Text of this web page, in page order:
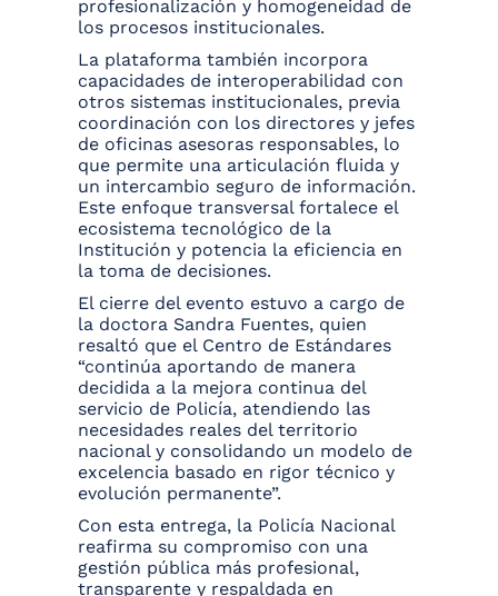
profesionalización y homogeneidad de
los procesos institucionales.
La plataforma también incorpora
capacidades de interoperabilidad con
otros sistemas institucionales, previa
coordinación con los directores y jefes
de oficinas asesoras responsables, lo
que permite una articulación fluida y
un intercambio seguro de información.
Este enfoque transversal fortalece el
ecosistema tecnológico de la
Institución y potencia la eficiencia en
la toma de decisiones.
El cierre del evento estuvo a cargo de
la doctora Sandra Fuentes, quien
resaltó que el Centro de Estándares
“continúa aportando de manera
decidida a la mejora continua del
servicio de Policía, atendiendo las
necesidades reales del territorio
nacional y consolidando un modelo de
excelencia basado en rigor técnico y
evolución permanente”.
Con esta entrega, la Policía Nacional
reafirma su compromiso con una
gestión pública más profesional,
transparente y respaldada en